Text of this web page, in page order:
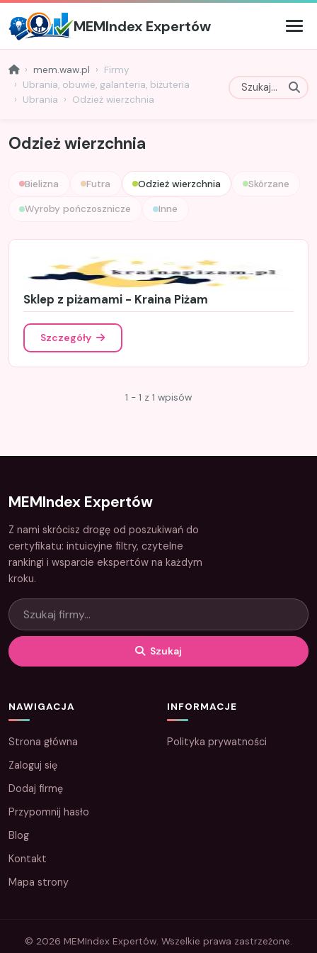
MEMIndex Expertów
mem.waw.pl
Firmy
Ubrania, obuwie, galanteria, biżuteria
Ubrania
Odzież wierzchnia
Odzież wierzchnia
Bielizna Futra Odzież wierzchnia Skórzane
Wyroby pończosznicze Inne
Sklep z piżamami - Kraina Piżam
Szczegóły
1 - 1 z 1 wpisów
MEMIndex Expertów
Z nami skrócisz drogę od poszukiwań do
certyfikatu: intuicyjne filtry, czytelne
rankingi i wsparcie ekspertów na każdym
kroku.
Szukaj
NAWIGACJA
Strona główna
Zaloguj się
Dodaj firmę
Przypomnij hasło
Blog
Kontakt
Mapa strony
INFORMACJE
Polityka prywatności
© 2026 MEMIndex Expertów. Wszelkie prawa zastrzeżone.